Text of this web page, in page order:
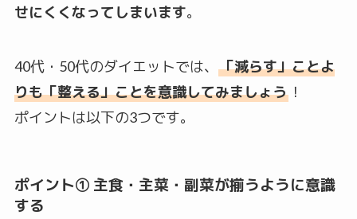
せにくくなってしまいます。
40代・50代のダイエットでは、 「減らす」ことよ
りも「整える」ことを意識してみましょう！
ポイントは以下の3つです。
ポイント① 主食・主菜・副菜が揃うように意識
する